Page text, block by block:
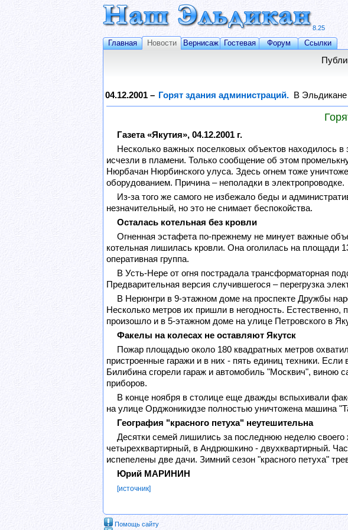
8.25
Главная Новости Вернисаж Гостевая Форум Ссылки
04.12.2001 – Горят здания администраций. В Эльдикане
Газета «Якутия», 04.12.2001 г.
Несколько важных поселковых объектов находилось в
исчезли в пламени. Только сообщение об этом
Нюрбачан Нюрбинского улуса. Здесь огнем тоже
оборудованием. Причина – неполадки в электропроводке.
Из-за того же самого не избежало беды и
незначительный, но это не снимает беспокойства.
Осталась котельная без кровли
Огненная эстафета по-прежнему не минует важные
котельная лишилась кровли. Она оголилась на площади
оперативная группа.
В Усть-Нере от огня пострадала трансформаторная
Предварительная версия случившегося – перегрузка
В Нерюнгри в 9-этажном доме на проспекте Дружбы
Несколько метров их пришли в негодность.
произошло и в 5-этажном доме на улице Петровского в
Факелы на колесах не оставляют Якутск
Пожар площадью около 180 квадратных метров
пристроенные гаражи и в них - пять единиц техники.
Билибина сгорели гараж и автомобиль "Москвич", виною
приборов.
В конце ноября в столице еще дважды вспыхивали
на улице Орджоникидзе полностью уничтожена машина
География "красного петуха" неутешительна
Десятки семей лишились за последнюю неделю
четырехквартирный, в Андрюшкино - двухквартирный.
испепелены две дачи. Зимний сезон "красного петуха"
Юрий МАРИНИН
[источник]
Помощь сайту